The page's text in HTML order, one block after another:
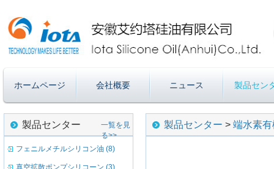
ホームページ 会社概要 ニュース 製品セン
製品センター
一覧を見
る>>
フェニルメチルシリコン油 (8)
真空拡散ポンプシリコーン (3)
製品センター >端水素